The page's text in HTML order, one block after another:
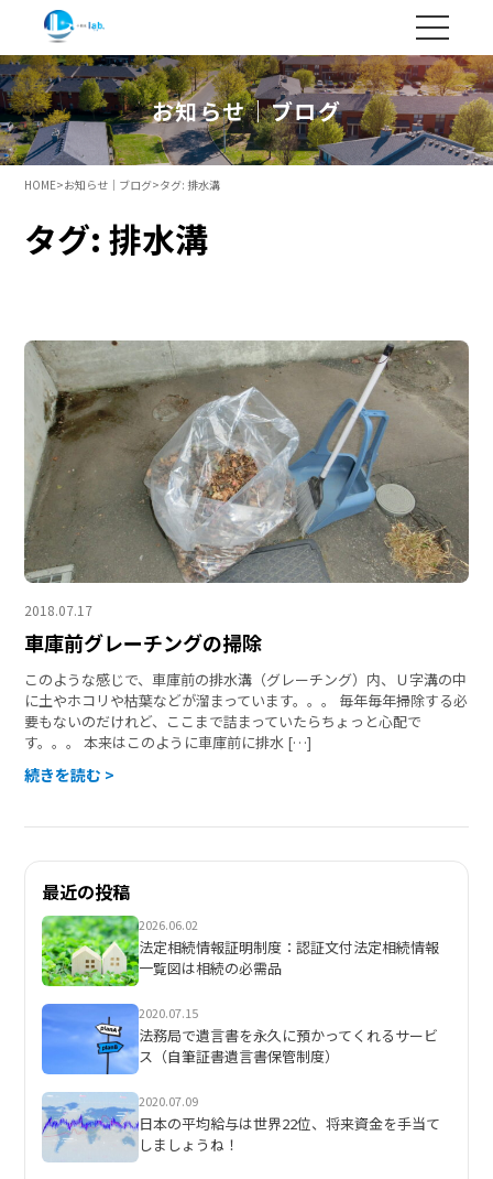
お知らせ｜ブログ
HOME>お知らせ｜ブログ>タグ:排水溝
タグ:排水溝
2018.07.17
車庫前グレーチングの掃除
このような感じで、車庫前の排水溝（グレーチング）内、Ｕ字溝の中
に土やホコリや枯葉などが溜まっています。。。 毎年毎年掃除する必
要もないのだけれど、ここまで詰まっていたらちょっと心配で
す。。。 本来はこのように車庫前に排水 […]
続きを読む >
最近の投稿
2026.06.02
法定相続情報証明制度：認証文付法定相続情報
一覧図は相続の必需品
2020.07.15
法務局で遺言書を永久に預かってくれるサービ
ス（自筆証書遺言書保管制度）
2020.07.09
日本の平均給与は世界22位、将来資金を手当て
しましょうね！